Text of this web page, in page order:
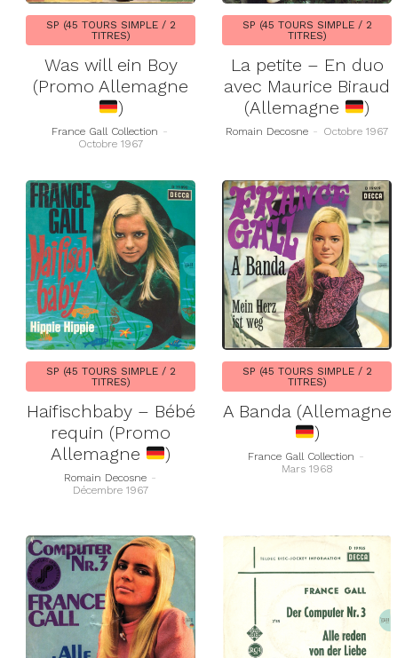
SP (45 TOURS SIMPLE / 2
TITRES)
Was will ein Boy
(Promo Allemagne
)
France Gall Collection -
Octobre 1967
SP (45 TOURS SIMPLE / 2
TITRES)
La petite – En duo
avec Maurice Biraud
(Allemagne
)
Romain Decosne - Octobre 1967
SP (45 TOURS SIMPLE / 2
TITRES)
Haifischbaby – Bébé
requin (Promo
Allemagne
)
Romain Decosne -
Décembre 1967
SP (45 TOURS SIMPLE / 2
TITRES)
A Banda (Allemagne
)
France Gall Collection -
Mars 1968